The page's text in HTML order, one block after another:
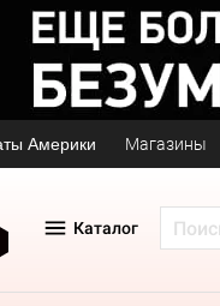
Америки Магазины
Каталог